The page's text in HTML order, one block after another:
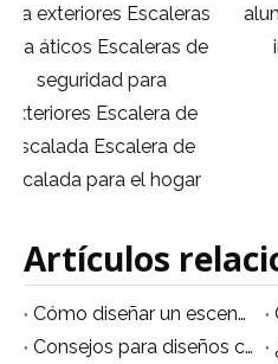
aluminio con escaleras
inclinadas 9,9 m
Artículos
Cómo diseñar un escenario de evento
Consejos para diseños creativos de escenarios de iglesias